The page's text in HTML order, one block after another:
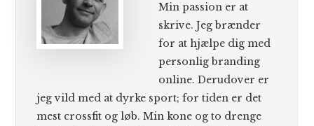
Min passion er at
skrive. Jeg brænder
for at hjælpe dig med
personlig branding
online. Derudover er
jeg vild med at dyrke sport; for tiden er det
mest crossfit og løb. Min kone og to drenge